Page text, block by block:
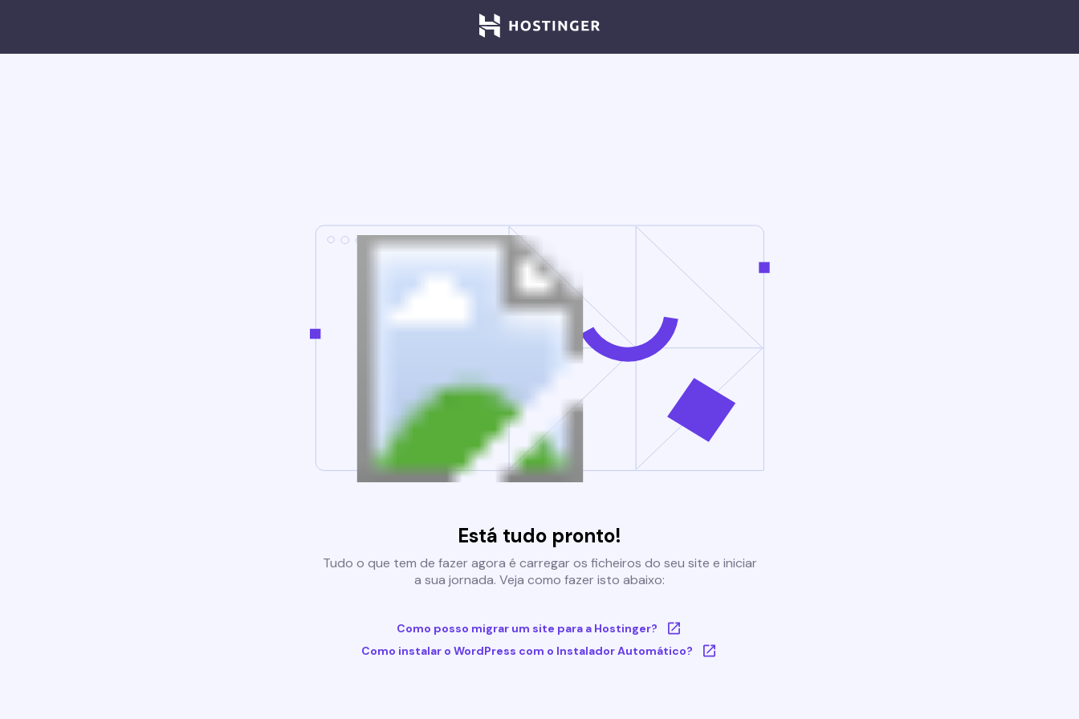
Está tudo pronto!
Tudo o que tem de fazer agora é carregar os ficheiros do seu site e iniciar
a sua jornada. Veja como fazer isto abaixo:
Como posso migrar um site para a Hostinger?
Como instalar o WordPress com o Instalador Automático?